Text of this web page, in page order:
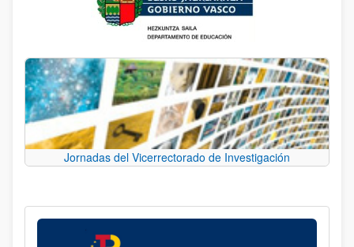
Jornadas del Vicerrectorado de Investigación